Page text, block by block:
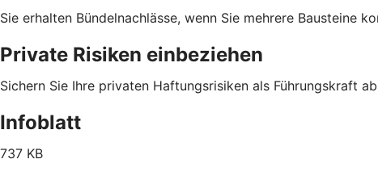
Sie erhalten Bündelnachlässe, wenn Sie mehrere Bausteine
Private Risiken einbeziehen
Sichern Sie Ihre privaten Haftungsrisiken als Führungskraft
Infoblatt
737 KB